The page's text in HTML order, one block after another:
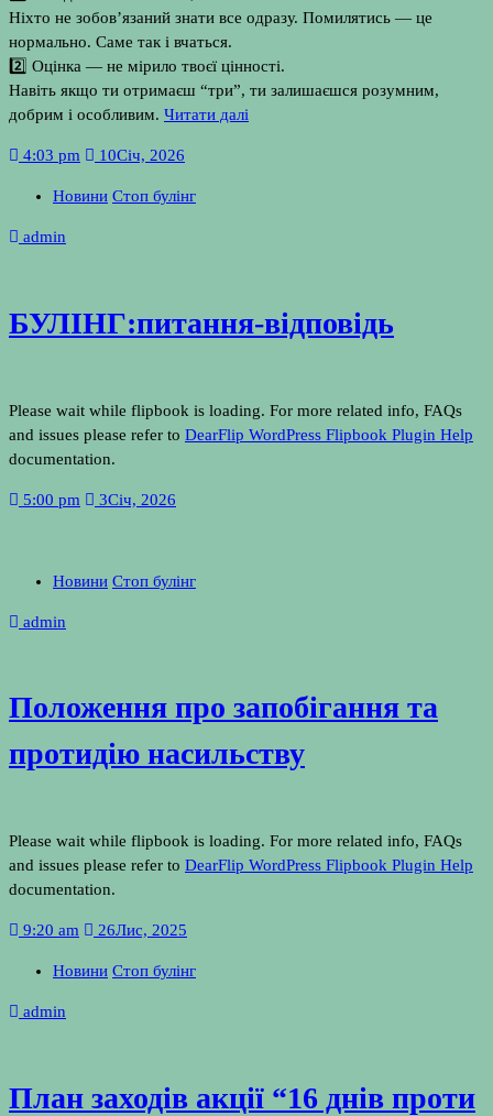
Ніхто не зобов’язаний знати все одразу. Помилятись — це
нормально. Саме так і вчаться.
2️⃣ Оцінка — не мірило твоєї цінності.
Навіть якщо ти отримаєш “три”, ти залишаєшся розумним,
добрим і особливим. Читати далі
4:03 pm 10Січ, 2026
Новини Стоп булінг
admin
БУЛІНГ:питання-відповідь
Please wait while flipbook is loading. For more related info, FAQs
and issues please refer to DearFlip WordPress Flipbook Plugin Help
documentation.
5:00 pm 3Січ, 2026
Новини Стоп булінг
admin
Положення про запобігання та
протидію насильству
Please wait while flipbook is loading. For more related info, FAQs
and issues please refer to DearFlip WordPress Flipbook Plugin Help
documentation.
9:20 am 26Лис, 2025
Новини Стоп булінг
admin
План заходів акції “16 днів проти